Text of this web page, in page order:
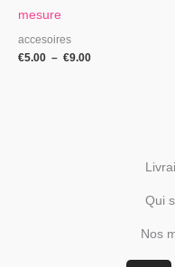
mesure
accesoires
€5.00 – €9.00
Qui
Nos